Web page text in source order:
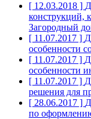
[ 12.03.2018 ]
конструкций,
Загородный
[ 11.07.2017 ]
особенности
[ 11.07.2017 ]
особенности
[ 11.07.2017 ]
решения для
[ 28.06.2017 ]
по